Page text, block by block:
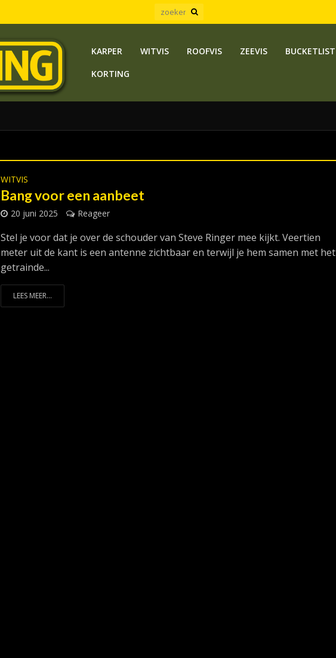
KARPER WITVIS ROOFVIS ZEEVIS BUCKETLIST
KORTING
WITVIS
Bang voor een aanbeet
20 juni 2025 Reageer
Stel je voor dat je over de schouder van Steve Ringer mee kijkt. Veertien
meter uit de kant is een antenne zichtbaar en terwijl je hem samen met het
getrainde...
LEES MEER...